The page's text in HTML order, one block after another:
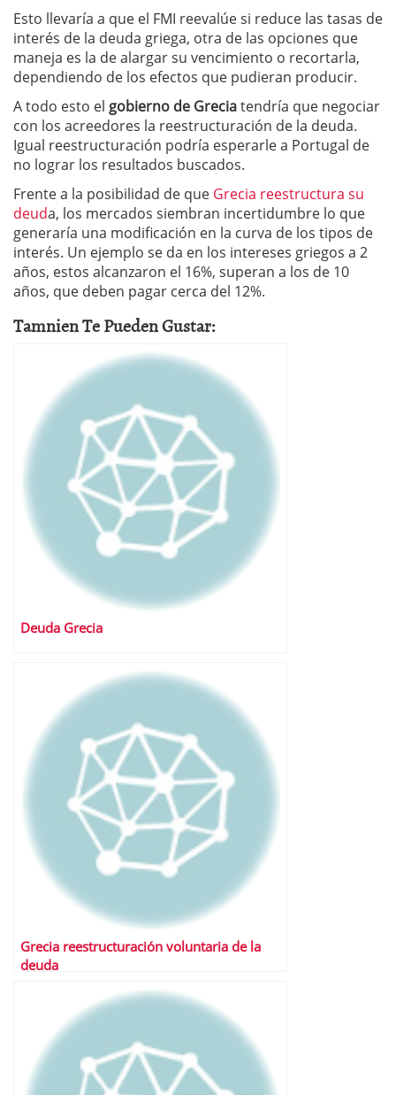
Esto llevaría a que el FMI reevalúe si reduce las tasas de
interés de la deuda griega, otra de las opciones que
maneja es la de alargar su vencimiento o recortarla,
dependiendo de los efectos que pudieran producir.
A todo esto el gobierno de Greciatendría que negociar
con los acreedores la reestructuración de la deuda.
Igual reestructuración podría esperarle a Portugal de
no lograr los resultados buscados.
Frente a la posibilidad de que Grecia reestructura su
deuda, los mercados siembran incertidumbre lo que
generaría una modificación en la curva de los tipos de
interés. Un ejemplo se da en los intereses griegos a 2
años, estos alcanzaron el 16%, superan a los de 10
años, que deben pagar cerca del 12%.
Tamnien Te Pueden Gustar:
Deuda Grecia
Grecia reestructuración voluntaria de la
deuda